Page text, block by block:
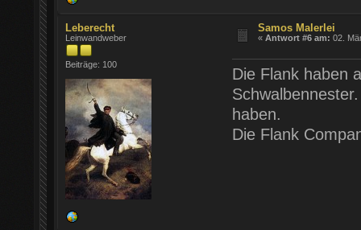
Leberecht
Leinwandweber
Beiträge: 100
Samos Malerlei
«Antwort #6 am: 02.
Die Flank haben
haben.
Die Flank